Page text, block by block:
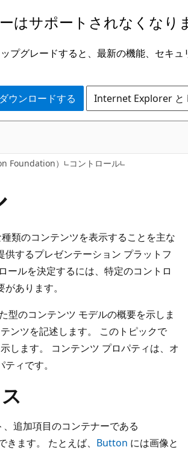
はサポートされなくなり
プグレードすると、最新の機能、セキ
ウンロードする Internet Explorer と
Foundation） コントロール
類のコンテンツを表示することを主な
するプレゼンテーション プラットフ
ールを決定するには、特定のコントロ
あります。
型のコンテンツ モデルの概要を示しま
ンツを記述します。 このトピックで
します。 コンテンツ プロパティは、オ
ィです。
、追加項目のコンテナーである
ます。 たとえば、 Button には画像と